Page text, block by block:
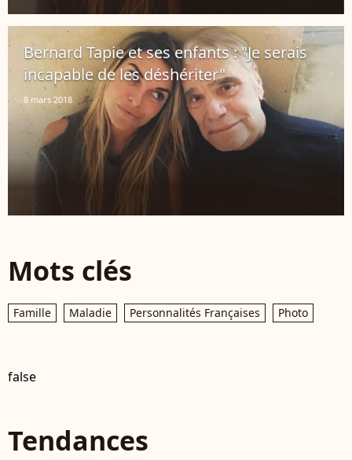
Bernard Tapie et ses enfants : "Je serais
incapable de les déshériter"
8 mars 2018
Mots clés
Famille Maladie Personnalités Françaises Photo
false
Tendances